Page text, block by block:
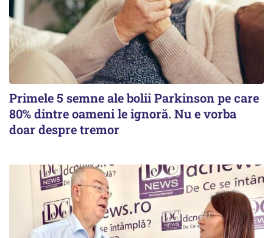
Primele 5 semne ale bolii Parkinson pe care
80% dintre oameni le ignoră. Nu e vorba
doar despre tremor